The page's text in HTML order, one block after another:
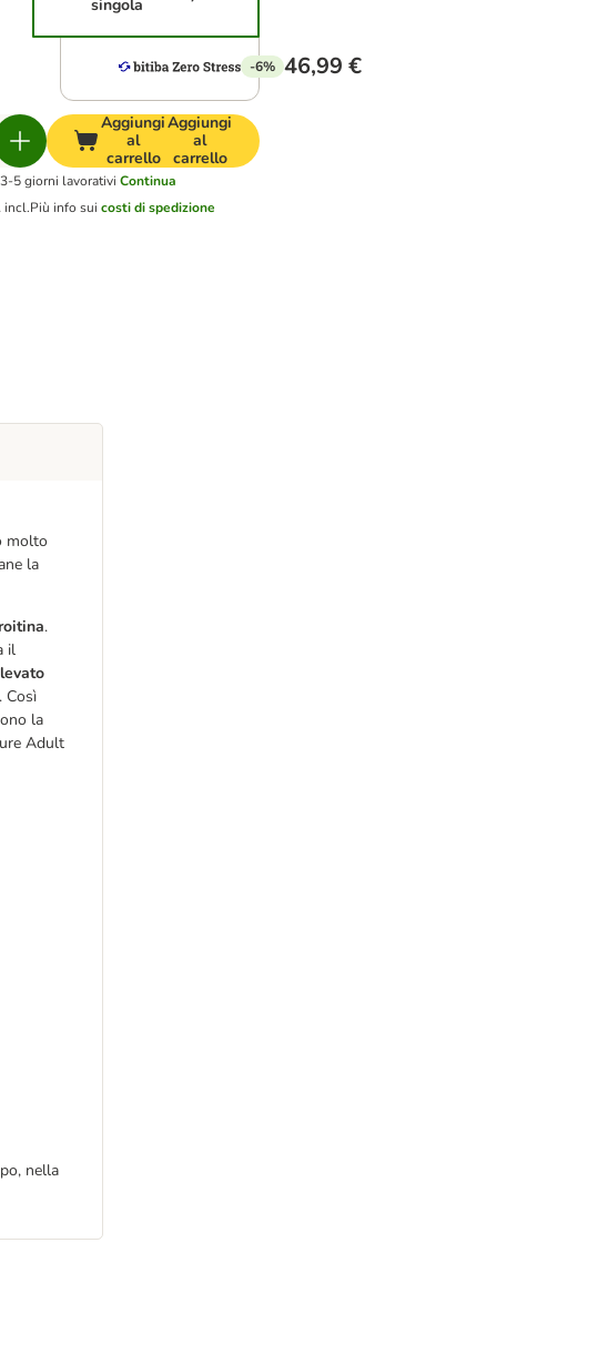
singola
-6% 46,99 €
Aggiungi
al
carrello
Aggiungi
al
carrello
5 giorni lavorativi Continua
incl.Più info sui costi di spedizione
molto
la
.
il
Così
la
Adult
nella